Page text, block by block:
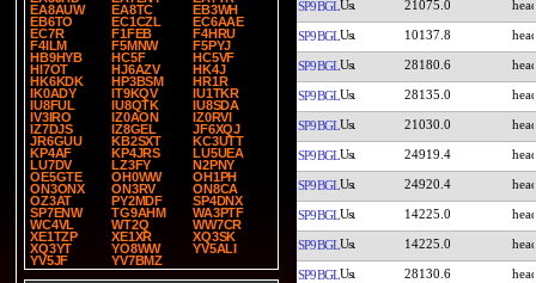
EA8AUW
EA8TC
EB3WH
EB6TO
EC1CZL
EC6AAE
EC7R
F1FEB
F4HRU
F4ILM
F5MNW
F5PYJ
HB9HYB
HC5F
HC5VF
HI7OT
HJ6AZV
HK4J
HK6KDK
HP3BSM
HR1R
IK0ADY
IT9KQV
IU1TKR
IU8FUL
IU8QTK
IU8SDA
IV3IRO
IZ0AON
IZ0RVI
IZ7DJS
IZ8GEL
JF6XQJ
JR6GUU
KB2SXT
KC3UTT
KP4AF
KP4JRS
LU5UEA
LU7DV
LZ3FY
N2PNY
OE5GTE
OH0WW
OH1PH
ON3ONX
ON3RV
ON8CA
OZ3AT
PY2MDF
SP4DNX
SP7ENW
TG9AHM
WA3PTF
WC4VL
WT2Q
WW7CR
XE1TZP
XE1XR
XQ3SK
XQ3YT
YO8WW
YV5ALI
YV5JF
YV7BMZ
SP9BGL 21075.0
SP9BGL 10137.8
SP9BGL 28180.6
SP9BGL 28135.0
SP9BGL 21030.0
SP9BGL 24919.4
SP9BGL 24920.4
SP9BGL 14225.0
SP9BGL 14225.0
SP9BGL 28130.6